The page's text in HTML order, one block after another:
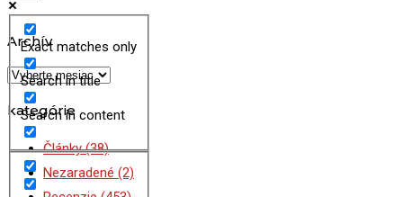
Exact matches only
Search in title
Search in content
Archív
Archív
kategórie
Články(38)
Nezaradené (2)